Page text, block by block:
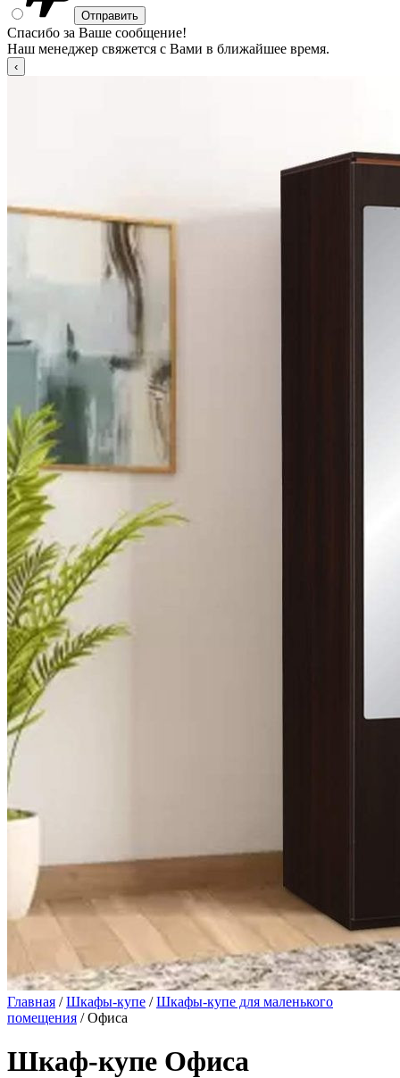
Спасибо за Ваше сообщение!
Наш менеджер свяжется с Вами в ближайшее время.
Главная /Шкафы-купе /Шкафы-купе для маленького
помещения / Офиса
Шкаф-купе Офиса